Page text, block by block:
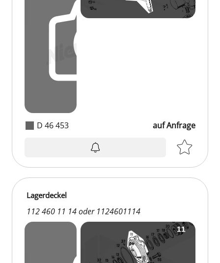
D 46 453 auf Anfrage
Lagerdeckel
112 460 11 14 oder 1124601114